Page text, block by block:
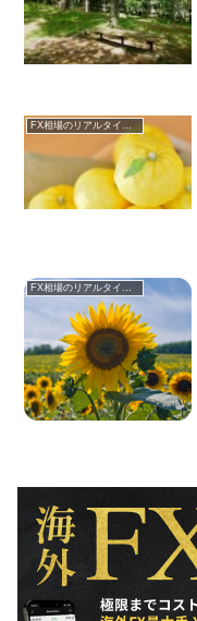
FX相場のリアルタイム情報
FX相場のリアルタイム情報